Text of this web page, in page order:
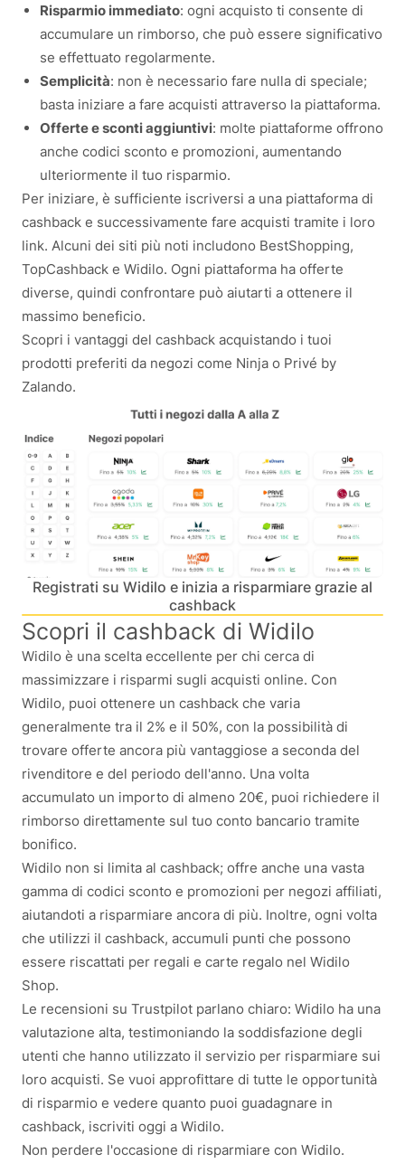
Risparmio immediato: ogni acquisto ti consente di
accumulare un rimborso, che può essere significativo
se effettuato regolarmente.
Semplicità: non è necessario fare nulla di speciale;
basta iniziare a fare acquisti attraverso la piattaforma.
Offerte e sconti aggiuntivi: molte piattaforme offrono
anche codici sconto e promozioni, aumentando
ulteriormente il tuo risparmio.
Per iniziare, è sufficiente iscriversi a una piattaforma di
cashback e successivamente fare acquisti tramite i loro
link. Alcuni dei siti più noti includono BestShopping,
TopCashback e Widilo. Ogni piattaforma ha offerte
diverse, quindi confrontare può aiutarti a ottenere il
massimo beneficio.
Scopri i vantaggi del cashback acquistando i tuoi
prodotti preferiti da negozi come Ninja o Privé by
Zalando.
Registrati su Widilo e inizia a risparmiare grazie al
cashback
Scopri il cashback di Widilo
Widilo è una scelta eccellente per chi cerca di
massimizzare i risparmi sugli acquisti online. Con
Widilo, puoi ottenere un cashback che varia
generalmente tra il 2% e il 50%, con la possibilità di
trovare offerte ancora più vantaggiose a seconda del
rivenditore e del periodo dell'anno. Una volta
accumulato un importo di almeno 20€, puoi richiedere il
rimborso direttamente sul tuo conto bancario tramite
bonifico.
Widilo non si limita al cashback; offre anche una vasta
gamma di codici sconto e promozioni per negozi affiliati,
aiutandoti a risparmiare ancora di più. Inoltre, ogni volta
che utilizzi il cashback, accumuli punti che possono
essere riscattati per regali e carte regalo nel Widilo
Shop.
Le recensioni su Trustpilot parlano chiaro: Widilo ha una
valutazione alta, testimoniando la soddisfazione degli
utenti che hanno utilizzato il servizio per risparmiare sui
loro acquisti. Se vuoi approfittare di tutte le opportunità
di risparmio e vedere quanto puoi guadagnare in
cashback, iscriviti oggi a Widilo.
Non perdere l'occasione di risparmiare con Widilo.